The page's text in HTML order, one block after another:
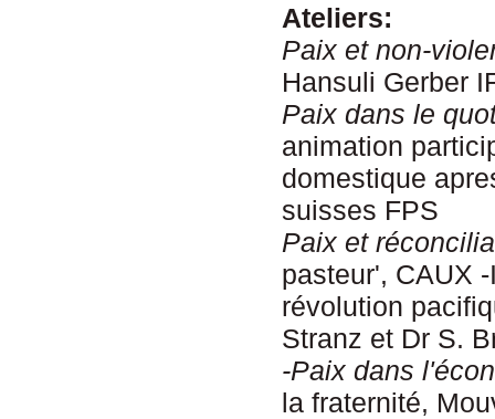
Ateliers:
Paixet non-
Hansuli Gerber
Paixdans le
animation
domestique
suisses FPS
Paix et
pasteur', CAUX
révolution
Stranz et Dr S.
-Paixdans
la fraternité,